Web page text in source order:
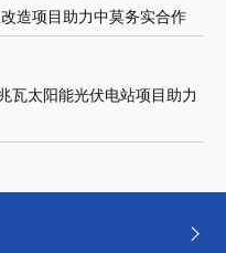
造项目助力中莫务实合作
瓦太阳能光伏电站项目助力